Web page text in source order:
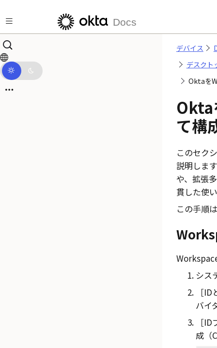
Docs
デバイス
デスクト
Oktaを
Okta
て構
このセク
説明しま
や、拡張
貫した使
この手順
シス
ID
バイ
ID
成（